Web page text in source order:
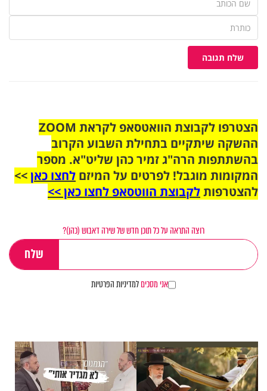
שלח תגובה
הצטרפו לקבוצת הוואטסאפ לקראת ZOOM
ההשקה שיתקיים בתחילת השבוע הקרוב
בהשתתפות הרה"ג זמיר כהן שליט"א. מספר
המקומות מוגבל! לפרטים על המיזם לחצו כאן>>
להצטרפותלקבוצת הווטסאפ לחצו כאן >>
רוצה התראה על כל תוכן חדש של שירה דאבוש (כהן)?
אני מסכיםלמדיניות הפרטיות